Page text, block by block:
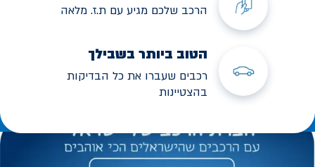
הרכב שלכם מגיע עם ת.ז. מלאה
הטוב ביותר בשבילך
רכבים שעברו את כל הבדיקות
בהצטיינות